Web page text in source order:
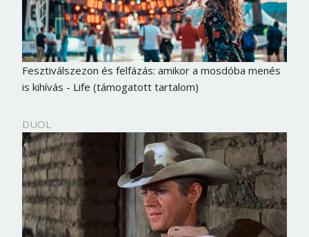
Fesztiválszezon és felfázás: amikor a mosdóba menés
is kihívás - Life (támogatott tartalom)
DUOL